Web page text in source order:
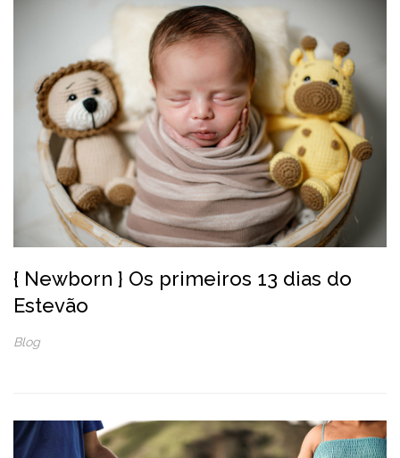
{ Newborn } Os primeiros 13 dias do
Estevão
Blog